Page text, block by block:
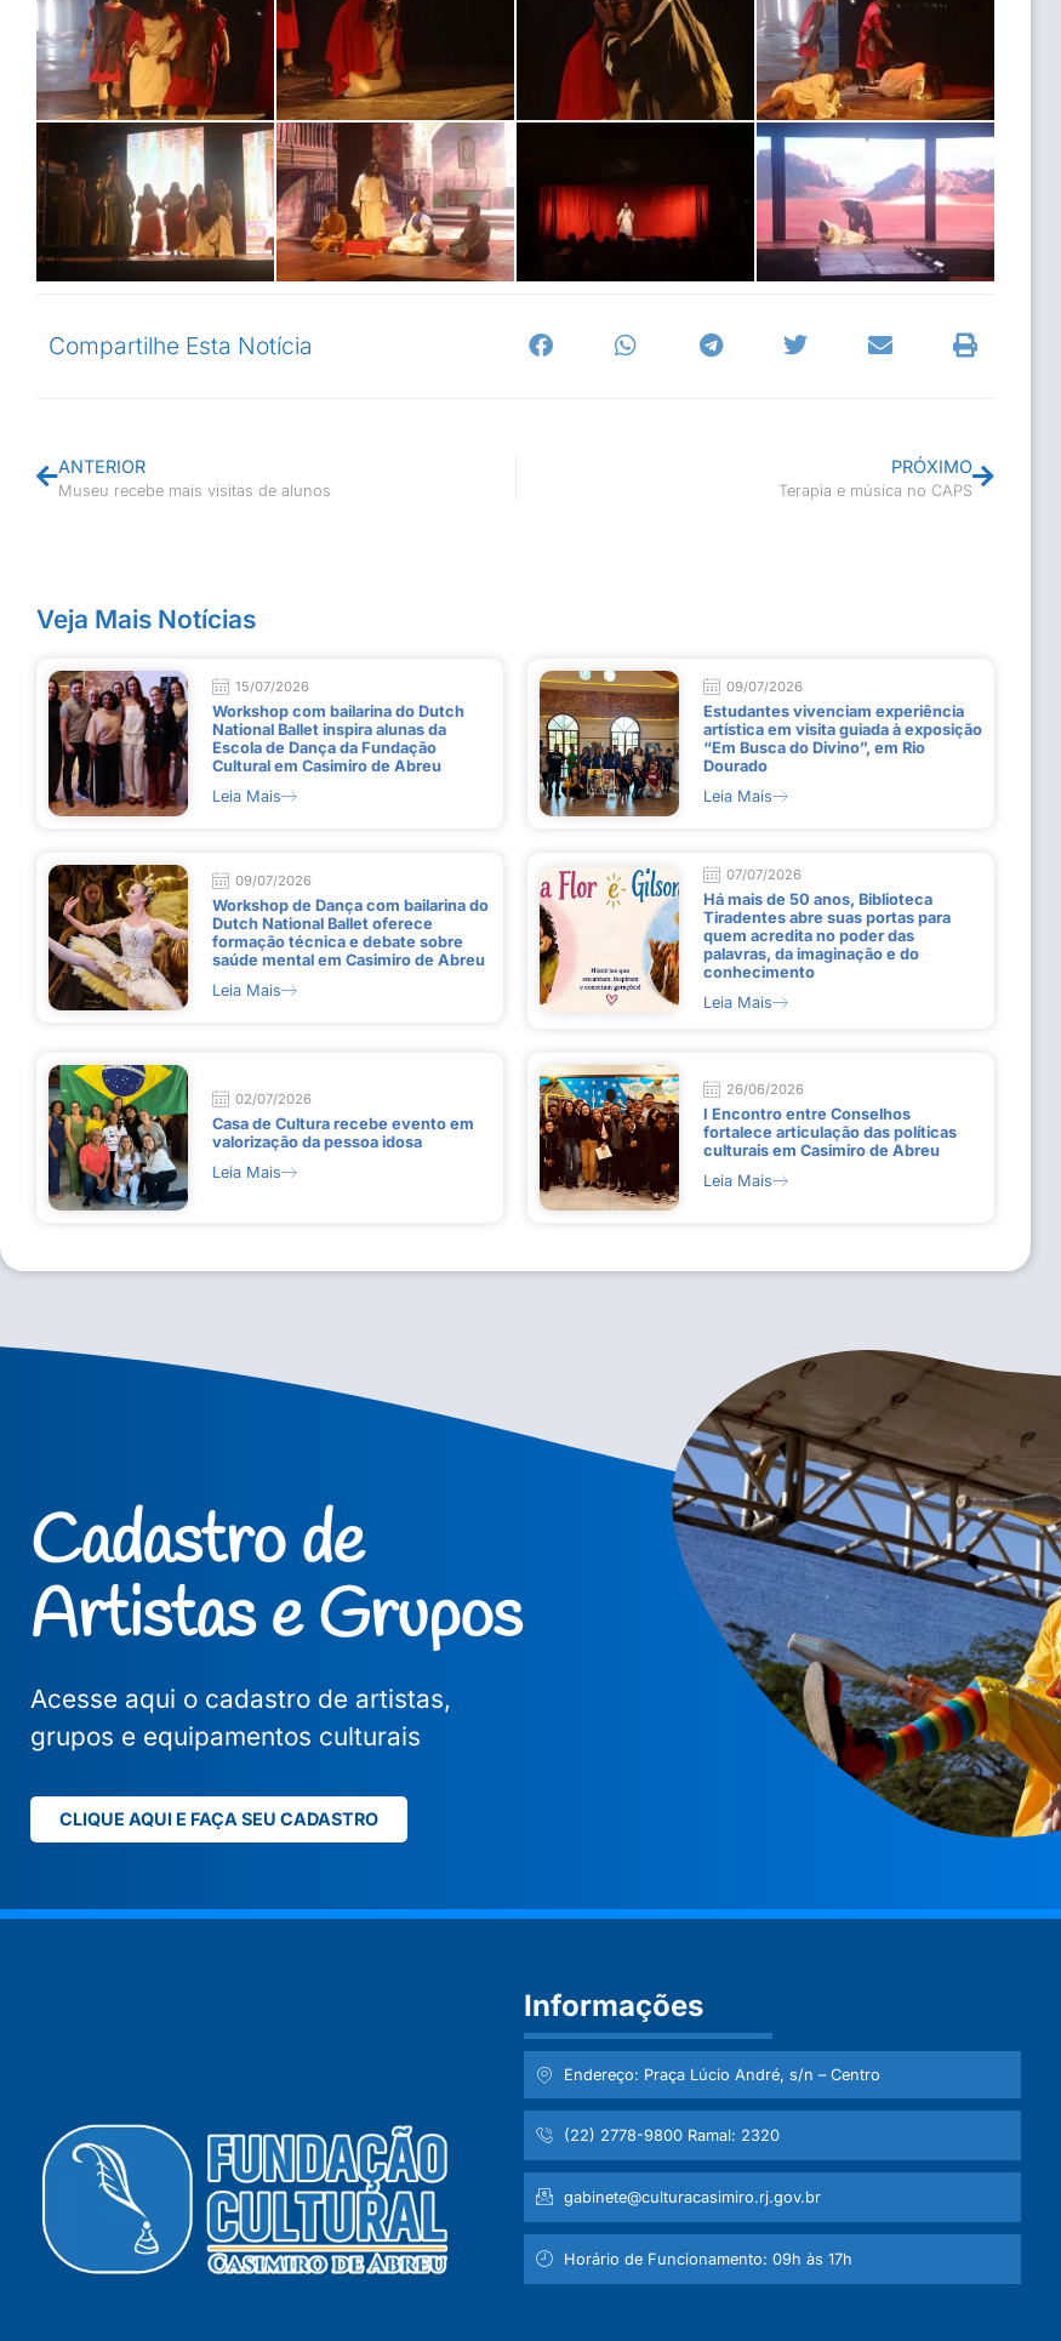
Compartilhe Esta Notícia
ANTERIOR
Museu recebe mais visitas de alunos
PRÓXIMO
Terapia e música no CAPS
Veja Mais Notícias
15/07/2026
Workshop com bailarina do Dutch
National Ballet inspira alunas da
Escola de Dança da Fundação
Cultural em Casimiro de Abreu
Leia Mais
09/07/2026
Estudantes vivenciam experiência
artística em visita guiada à exposição
“Em Busca do Divino”, em Rio
Dourado
Leia Mais
09/07/2026
Workshop de Dança com bailarina do
Dutch National Ballet oferece
formação técnica e debate sobre
saúde mental em Casimiro de Abreu
Leia Mais
07/07/2026
Há mais de 50 anos, Biblioteca
Tiradentes abre suas portas para
quem acredita no poder das
palavras, da imaginação e do
conhecimento
Leia Mais
02/07/2026
Casa de Cultura recebe evento em
valorização da pessoa idosa
Leia Mais
26/06/2026
I Encontro entre Conselhos
fortalece articulação das políticas
culturais em Casimiro de Abreu
Leia Mais
Cadastro de
Artistas e Grupos
Acesse aqui o cadastro de artistas,
grupos e equipamentos culturais
CLIQUE AQUI E FAÇA SEU CADASTRO
Informações
Endereço: Praça Lúcio André, s/n – Centro
(22) 2778-9800 Ramal: 2320
gabinete@culturacasimiro.rj.gov.br
Horário de Funcionamento: 09h às 17h